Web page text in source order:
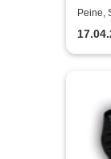
das
Peine,